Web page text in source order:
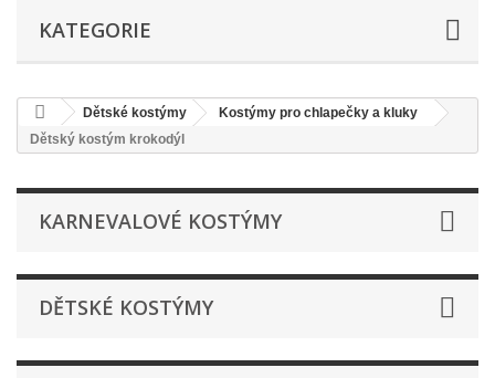
KATEGORIE
Dětské kostýmy
Kostýmy pro chlapečky a kluky
Dětský kostým krokodýl
KARNEVALOVÉ KOSTÝMY
DĚTSKÉ KOSTÝMY